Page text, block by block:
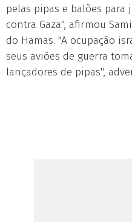
pelas pipas e balões para
contra Gaza", afirmou
do Hamas. "A ocupação
seus aviões de guerra
lançadores de pipas",